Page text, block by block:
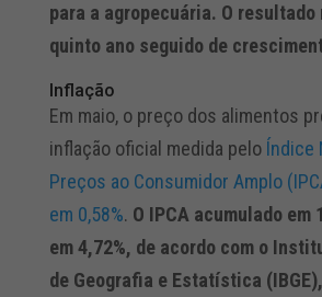
para a agropecuária. O
quinto ano seguido de
Inflação
Em maio, o preço dos alimentos
inflação oficial medida pelo Índice
Preços ao Consumidor Amplo
em 0,58%. O IPCA acumulado em
em 4,72%, de acordo com o
de Geografia e Estatística